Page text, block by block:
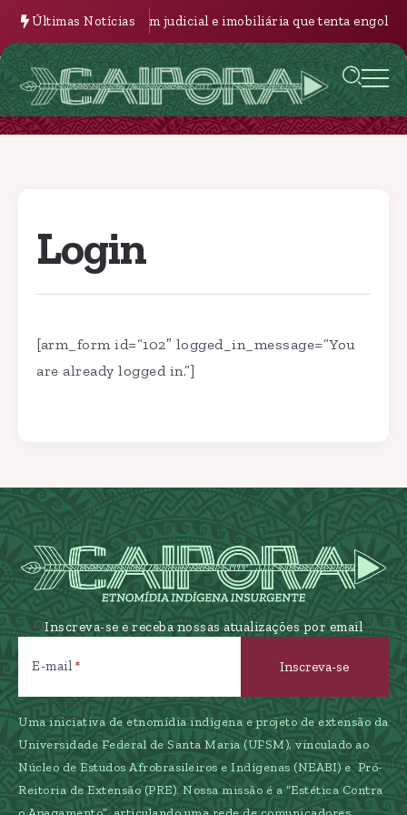
Últimas Notícias
A Engrenagem judicial e imobiliária que tenta engolir a
Login
[arm_form id=”102″ logged_in_message=”You
are already logged in.”]
Inscreva-se e receba nossas atualizações por email
E-mail
Uma iniciativa de etnomídia indígena e projeto de extensão da
Universidade Federal de Santa Maria (UFSM), vinculado ao
Núcleo de Estudos Afrobrasileiros e Indígenas (NEABI) e Pró-
Reitoria de Extensão (PRE). Nossa missão é a “Estética Contra